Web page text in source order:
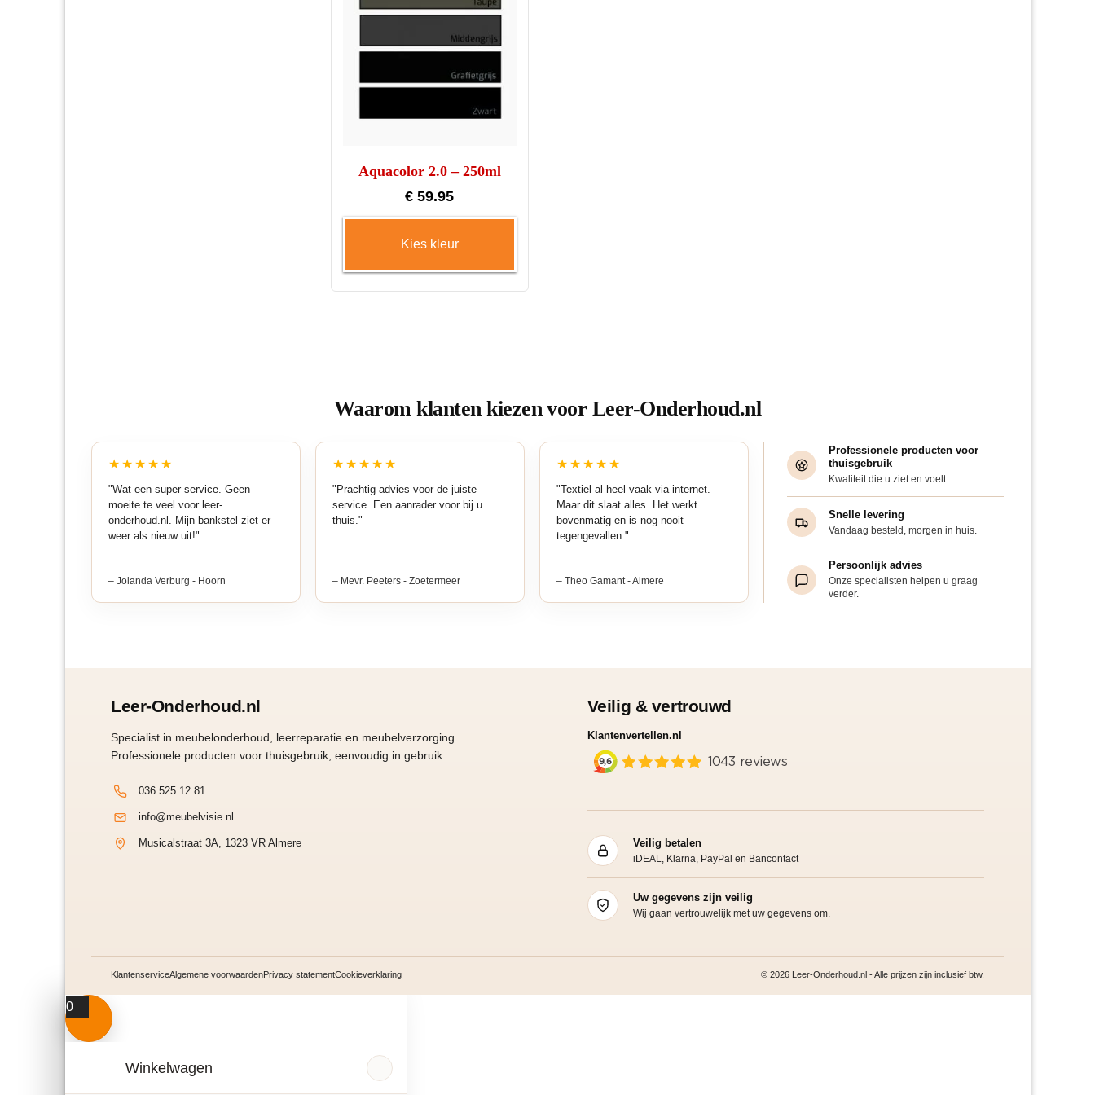
Aquacolor 2.0 – 250ml
€ 59.95
Kies kleur
heeft
meerdere
gekozen
productpagina
Waarom klanten kiezen voor Leer-Onderhoud.nl
★★★★★
"Wat een super service. Geen
moeite te veel voor leer-
onderhoud.nl. Mijn bankstel ziet er
weer als nieuw uit!"
– Jolanda Verburg - Hoorn
★★★★★
"Prachtig advies voor de juiste
service. Een aanrader voor bij u
thuis."
– Mevr. Peeters - Zoetermeer
★★★★★
"Textiel al heel vaak via internet.
Maar dit slaat alles. Het werkt
bovenmatig en is nog nooit
tegengevallen."
– Theo Gamant - Almere
Professionele producten voor
thuisgebruik
Kwaliteit die u ziet en voelt.
Snelle levering
Vandaag besteld, morgen in huis.
Persoonlijk advies
Onze specialisten helpen u graag
verder.
Leer-Onderhoud.nl
Specialist in meubelonderhoud, leerreparatie en meubelverzorging.
Professionele producten voor thuisgebruik, eenvoudig in gebruik.
036 525 12 81
info@meubelvisie.nl
Musicalstraat 3A, 1323 VR Almere
Veilig & vertrouwd
Klantenvertellen.nl
Veilig betalen
iDEAL, Klarna, PayPal en Bancontact
Uw gegevens zijn veilig
Wij gaan vertrouwelijk met uw gegevens om.
KlantenserviceAlgemene voorwaardenPrivacy statementCookieverklaring © 2026 Leer-Onderhoud.nl - Alle prijzen zijn inclusief btw.
0
Winkelwagen